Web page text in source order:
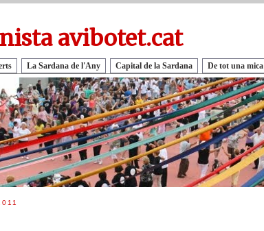
avibotet.cat
La Sardana de l'Any Capital de la Sardana De tot una mica